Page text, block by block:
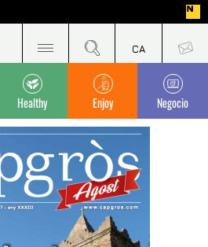
Healthy Enjoy Negocio